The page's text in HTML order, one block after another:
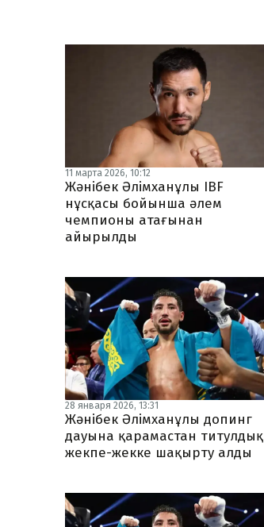
11 марта 2026, 10:12
Жәнібек Әлімханұлы IBF
нұсқасы бойынша әлем
чемпионы атағынан
айырылды
28 января 2026, 13:31
Жәнібек Әлімханұлы допинг
дауына қарамастан титулдық
жекпе-жекке шақырту алды